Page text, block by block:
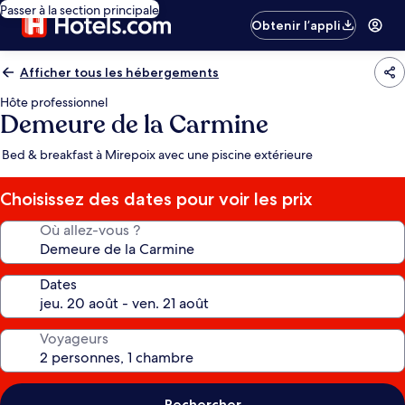
Passer à la section principale
Obtenir l’appli
Afficher tous les hébergements
Hôte professionnel
Demeure de la Carmine
Bed & breakfast à Mirepoix avec une piscine extérieure
Choisissez des dates pour voir les prix
Où allez-vous ?
Dates
Voyageurs